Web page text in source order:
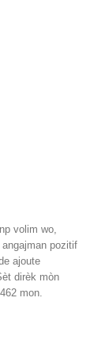
volim wo,
pozitif
ajoute
dirèk mòn
mon.